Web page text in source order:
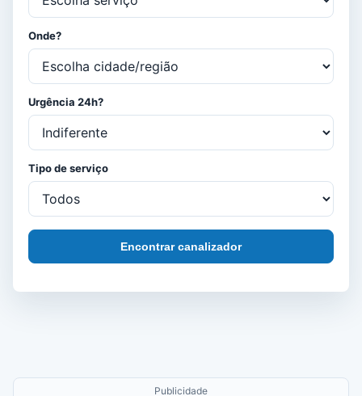
Onde?
Urgência 24h?
Tipo de serviço
Encontrar canalizador
Publicidade